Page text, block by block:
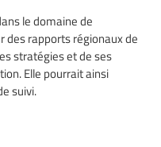
le domaine de
des rapports régionaux de
stratégies et de ses
Elle pourrait ainsi
suivi.